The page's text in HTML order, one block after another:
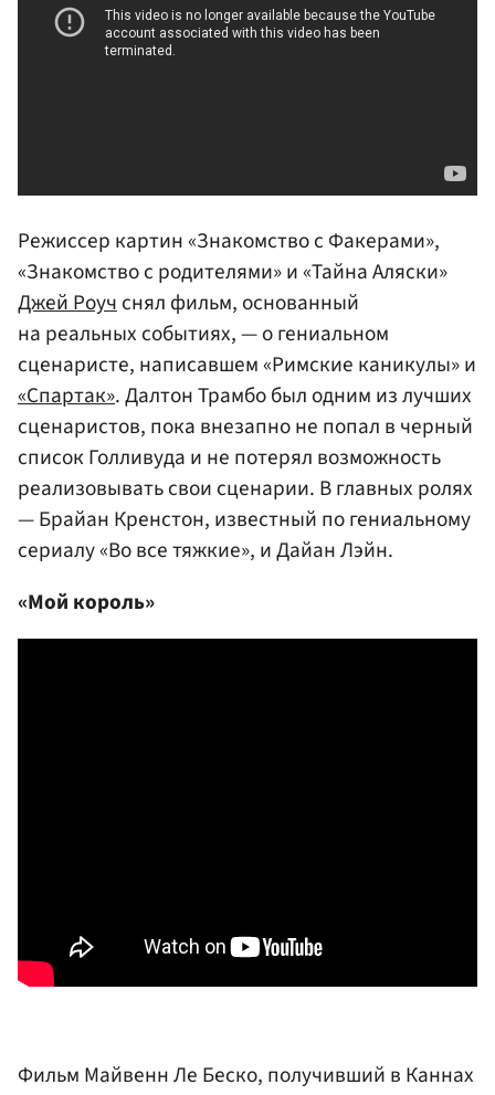
Режиссер картин «Знакомство с Факерами»,
«Знакомство с родителями» и «Тайна Аляски»
Джей Роучснял фильм, основанный
на реальных событиях, — о гениальном
сценаристе, написавшем «Римские каникулы» и
«Спартак». Далтон Трамбо был одним из лучших
сценаристов, пока внезапно не попал в черный
список Голливуда и не потерял возможность
реализовывать свои сценарии. В главных ролях
— Брайан Кренстон, известный по гениальному
сериалу «Во все тяжкие», и Дайан Лэйн.
«Мой король»
Фильм Майвенн Ле Беско, получивший в Каннах